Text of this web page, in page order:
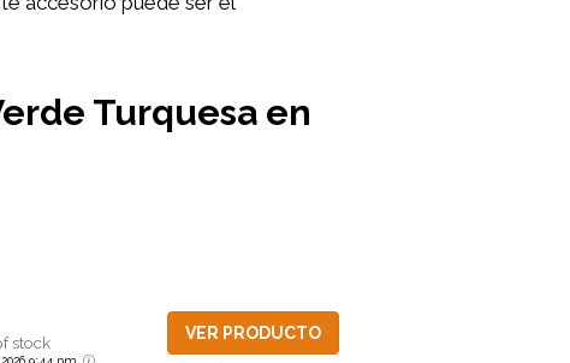
Turquesa en
stock VER PRODUCTO